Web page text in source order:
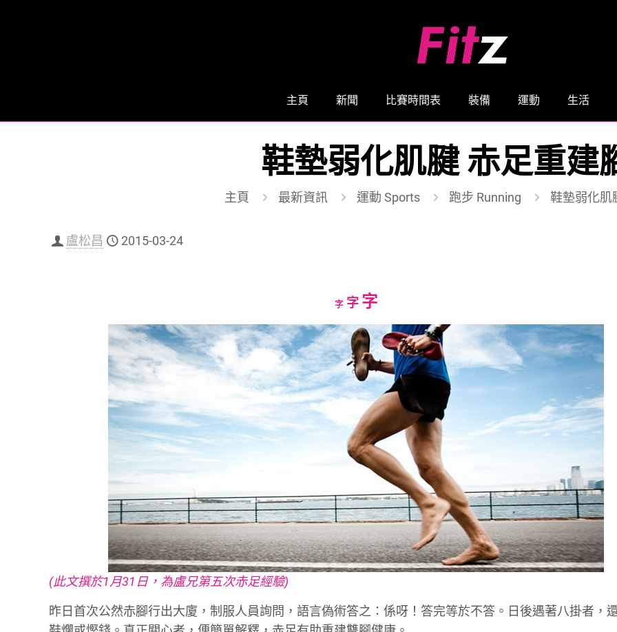
主頁 新聞 比賽時間表 裝備 運動 生活
鞋墊弱化肌腱 赤足重建
主頁 最新資訊 運動 Sports 跑步 Running 鞋墊弱化肌
盧松昌 2015-03-24
字Decrease
size.
字Reset
size.
字Increase
font
size.
(此文撰於1月31日，為盧兄第五次赤足經驗)
昨日首次公然赤腳行出大廈，制服人員詢問，語言偽術答之：係呀！答完等於不答。日後遇著八掛者，